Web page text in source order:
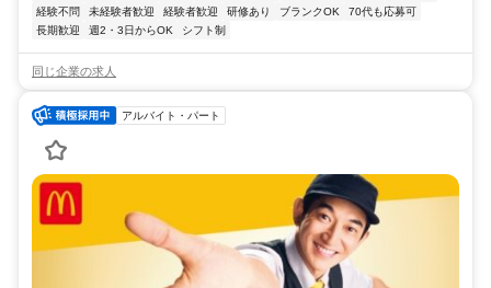
経験不問
未経験者歓迎 経験者歓迎 研修あり ブランクOK
70代も応募可
長期歓迎
週2・3日からOK シフト制
同じ企業の求人
アルバイト・パート